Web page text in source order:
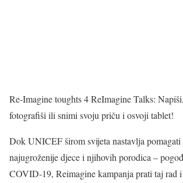
Re-Imagine toughts 4 ReImagine Talks:
fotografiši ili snimi svoju priču i osvoji tablet!
Dok UNICEF širom svijeta nastavlja
najugroženije djece i njihovih porodica –
COVID-19, Reimagine kampanja prati taj rad